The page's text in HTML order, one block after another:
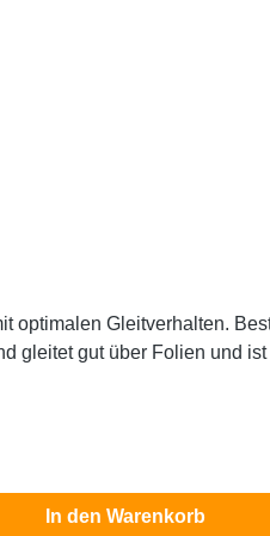
In den Warenkorb